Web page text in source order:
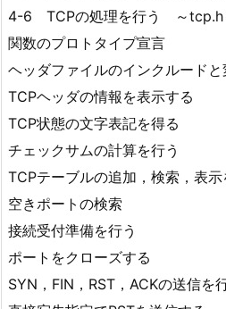
4-6 TCPの処理を行う ～tcp.h
関数のプロトタイプ宣言
ヘッダファイルのインクルード
TCPヘッダの情報を表示する
TCP状態の文字表記を得る
チェックサムの計算を行う
TCPテーブルの追加，検索，表示
空きポートの検索
接続受付準備を行う
ポートをクローズする
SYN，FIN，RST，ACKの送信を